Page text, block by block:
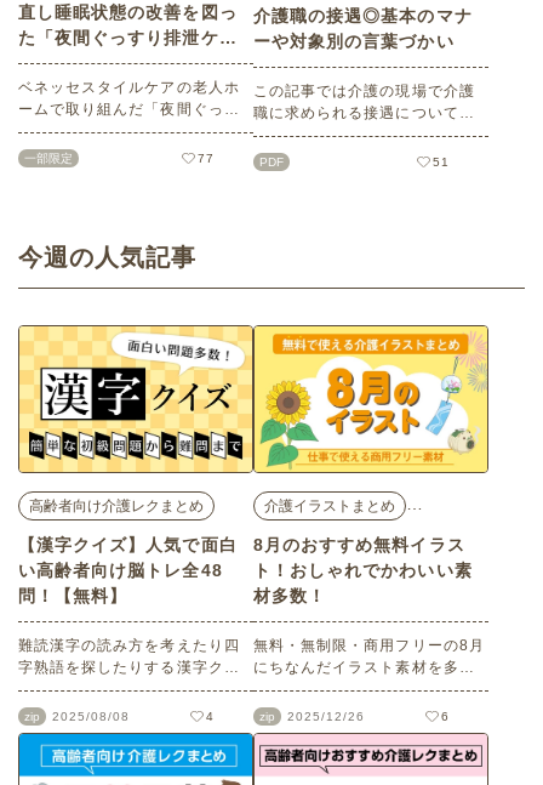
直し睡眠状態の改善を図っ
た「夜間ぐっすり排泄ケ
ア」
ベネッセスタイルケアの老人ホ
ームで取り組んだ「夜間ぐっす
り排泄ケア※」は、夜間の排泄
ケアを見直すことで睡眠状態の
方法、ポイントをご紹介しま
す。※商標登録済
一部限定 77
介護職の接遇◎基本のマナ
ーや対象別の言葉づかい
この記事では介護の現場で介護
職に求められる接遇について解
説します。基本的なマナーや対
象者別の言葉づかいなど、今日
PDF 51
今週の人気記事
高齢者向け介護レクまとめ
【漢字クイズ】人気で面白
い高齢者向け脳トレ全48
問！【無料】
難読漢字の読み方を考えたり四
字熟語を探したりする漢字クイ
ズは、高齢者の脳トレに適して
います。日常では使っていない
言葉も多く、知識や語彙を記憶
のなかから探し当てる作業が必
要になるため、記憶力のトレー
zip 2025/08/08 4
介護イラストまとめ
8月のおすすめ無料イラス
ト！おしゃれでかわいい素
材多数！
無料・無制限・商用フリーの8月
にちなんだイラスト素材を多数
ご紹介します。どれも印刷に適
した解像度で、点数制限なしで
自由に使える素材ばかり♪どなた
でもご利用いただけます！ぜひ
ご活用ください。
zip 2025/12/26 6